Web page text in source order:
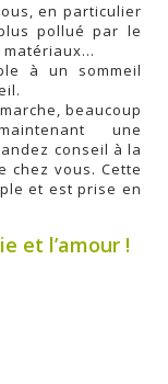
en particulier
pollué par le
matériaux…
à un sommeil
beaucoup
une
conseil à la
chez vous. Cette
et est prise en
et l’amour !